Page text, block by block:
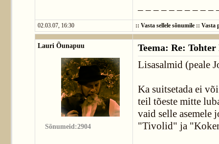
02.03.07, 16:30 :: Vasta sellele sõnumile:: Vasta
Lauri Õunapuu
Sõnumeid:2904
Teema: Re: Tohter
Lisasalmid (peale
Ka suitsetada ei
teil tõeste mitte
vaid selle asemele
"Tivolid" ja